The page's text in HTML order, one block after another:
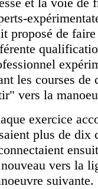
proposé de
les courses
vers la
exercice
plus de dix
vers la
suivante.